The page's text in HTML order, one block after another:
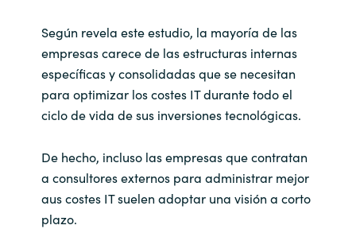
Sri Lanka
Sweden
Ukraine
Según revela este estudio, la mayoría de las
empresas carece de las estructuras internas
específicas y consolidadas que se necesitan
para optimizar los costes IT durante todo el
ciclo de vida de sus inversiones tecnológicas.
De hecho, incluso las empresas que contratan
a consultores externos para administrar mejor
aus costes IT suelen adoptar una visión a corto
plazo.